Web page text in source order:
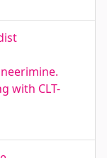
with CLT-